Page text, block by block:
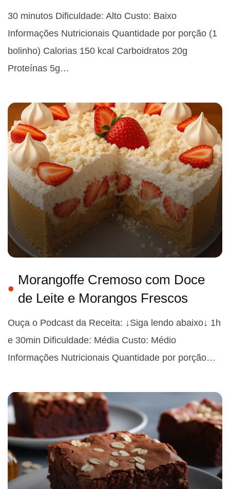
30 minutos Dificuldade: Alto Custo: Baixo
Informações Nutricionais Quantidade por porção (1
bolinho) Calorias 150 kcal Carboidratos 20g
Proteínas 5g…
Morangoffe Cremoso com Doce
de Leite e Morangos Frescos
Ouça o Podcast da Receita: ↓Siga lendo abaixo↓ 1h
e 30min Dificuldade: Média Custo: Médio
Informações Nutricionais Quantidade por porção…